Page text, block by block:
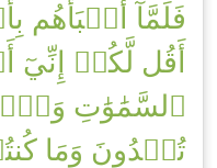
فَلَمَّآ أَنۢبَأَهُم
أَقُل لَّكُمۡ
ٱلسَّمَٰوَٰتِ
تُبۡدُونَ وَمَا